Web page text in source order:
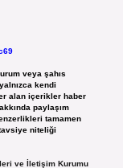
veya şahıs
kendi
alan içerikler haber
paylaşım
tamamen
niteliği
ve İletişim Kurumu